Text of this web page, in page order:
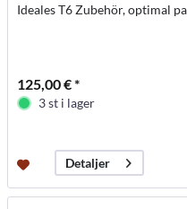
Ideales T6 Zubehör, optimal
125,00 € *
3 st i lager
Detaljer